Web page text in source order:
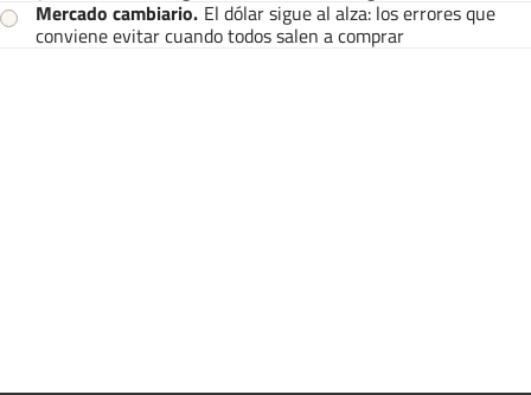
Mercado cambiario. El dólar sigue al alza: los errores que
conviene evitar cuando todos salen a comprar